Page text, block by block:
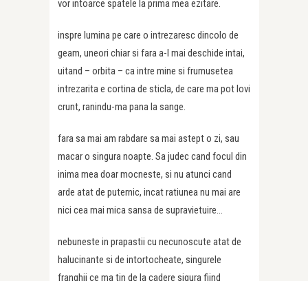
vor intoarce spatele la prima mea ezitare.
inspre lumina pe care o intrezaresc dincolo de
geam, uneori chiar si fara a-l mai deschide intai,
uitand – orbita – ca intre mine si frumusetea
intrezarita e cortina de sticla, de care ma pot lovi
crunt, ranindu-ma pana la sange.
fara sa mai am rabdare sa mai astept o zi, sau
macar o singura noapte. Sa judec cand focul din
inima mea doar mocneste, si nu atunci cand
arde atat de puternic, incat ratiunea nu mai are
nici cea mai mica sansa de supravietuire…
nebuneste in prapastii cu necunoscute atat de
halucinante si de intortocheate, singurele
franghii ce ma tin de la cadere sigura fiind